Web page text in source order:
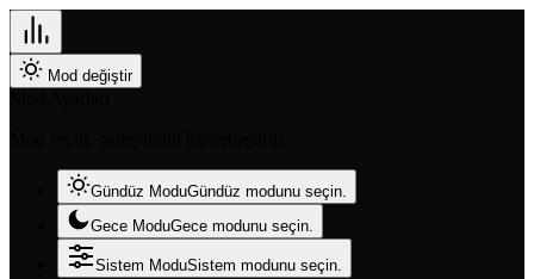
Mod değiştir
Gündüz ModuGündüz modunu seçin.
Gece ModuGece modunu seçin.
Sistem ModuSistem modunu seçin.